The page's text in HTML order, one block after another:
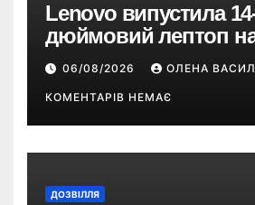
Lenovo випустила
дюймовий лептоп
Snapdragon X2 з
понад 33 години
06/08/2026 ОЛЕНА
КОМЕНТАРІВ НЕМАЄ
ДОЗВІЛЛЯ